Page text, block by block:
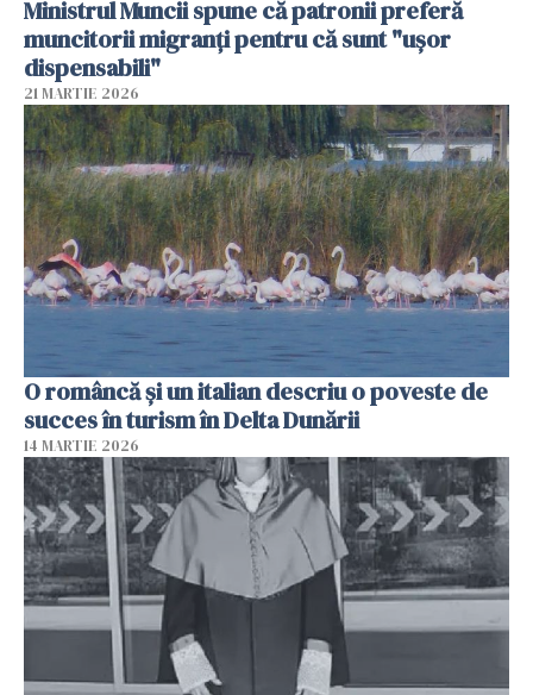
Ministrul Muncii spune că patronii preferă
muncitorii migranți pentru că sunt "uşor
dispensabili"
21 MARTIE 2026
O româncă și un italian descriu o poveste de
succes în turism în Delta Dunării
14 MARTIE 2026